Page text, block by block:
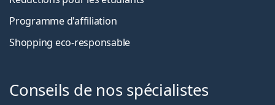
Programme d'affiliation
Shopping eco-responsable
Conseils de nos spécialistes